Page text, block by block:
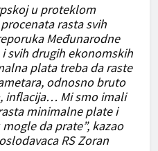
u proteklom
rasta svih
Međunarodne
svih drugih ekonomskih
plata treba da raste
odnosno bruto
inflacija… Mi smo imali
minimalne plate i
da prate”, kazao
RS Zoran